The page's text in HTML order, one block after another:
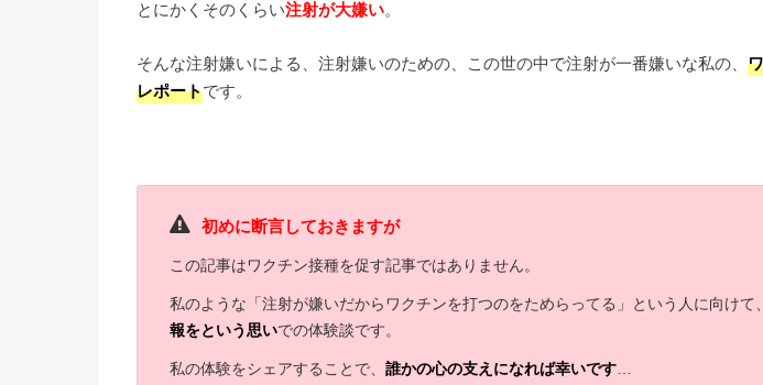
とにかくそのくらい注射が大嫌い。
そんな注射嫌いによる、注射嫌いのための、この世の中で注射が一番嫌いな私の、
レポートです。
初めに断言しておきますが
この記事はワクチン接種を促す記事ではありません。
私のような「注射が嫌いだからワクチンを打つのをためらってる」という人に向けて
報をという思いでの体験談です。
私の体験をシェアすることで、誰かの心の支えになれば幸いです…